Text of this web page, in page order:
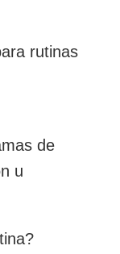
rutinas
de
u